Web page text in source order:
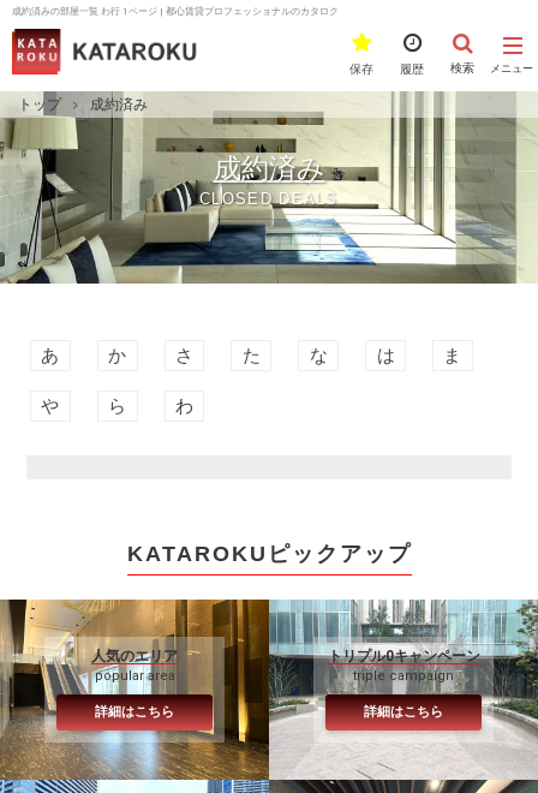
成約済みの部屋一覧 わ行 1ページ | 都心賃貸プロフェッショナルのカタロク
メニュー
検索
履歴
保存
トップ 成約済み
成約済み
CLOSED DEALS
あ か さ た な は ま
や ら わ
KATAROKUピックアップ
人気のエリア
popular area
詳細はこちら
トリプル0キャンペーン
triple campaign
詳細はこちら